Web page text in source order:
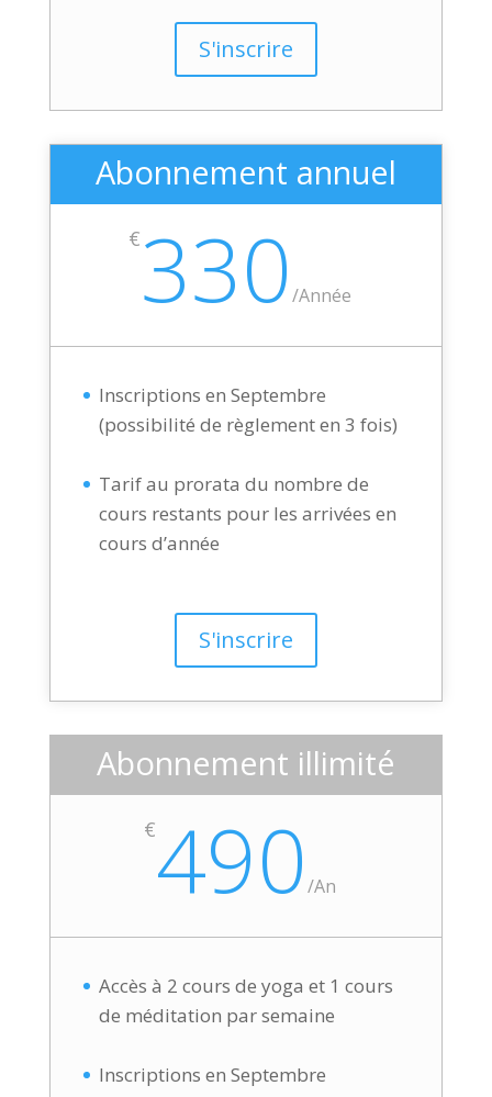
S'inscrire
Abonnement annuel
€330 /Année
Inscriptions en Septembre
(possibilité de règlement en 3 fois)
Tarif au prorata du nombre de
cours restants pour les arrivées en
cours d’année
S'inscrire
Abonnement illimité
€490 /An
Accès à 2 cours de yoga et 1 cours
de méditation par semaine
Inscriptions en Septembre